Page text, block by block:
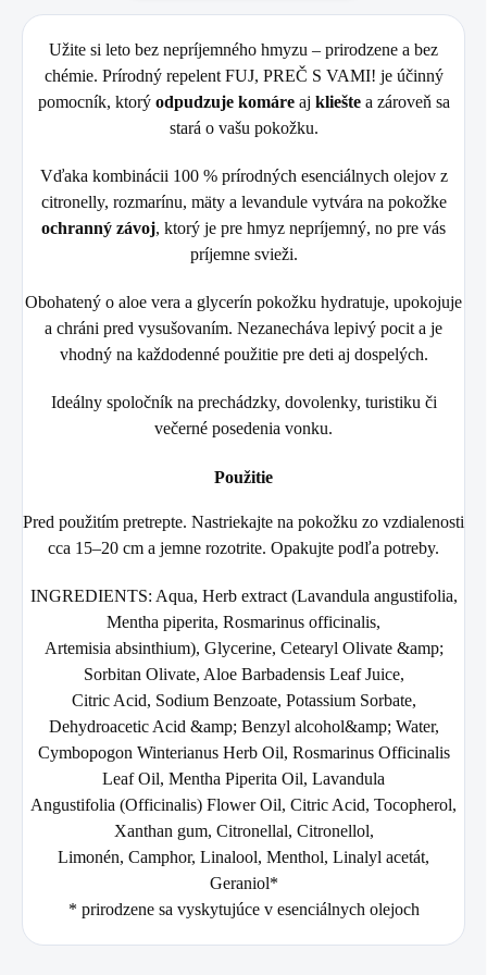
Užite si leto bez nepríjemného hmyzu – prirodzene a bez
chémie. Prírodný repelent FUJ, PREČ S VAMI! je účinný
pomocník, ktorý odpudzuje komáreaj klieštea zároveň sa
stará o vašu pokožku.
Vďaka kombinácii 100 % prírodných esenciálnych olejov z
citronelly, rozmarínu, mäty a levandule vytvára na pokožke
ochranný závoj, ktorý je pre hmyz nepríjemný, no pre vás
príjemne svieži.
Obohatený o aloe vera a glycerín pokožku hydratuje, upokojuje
a chráni pred vysušovaním. Nezanecháva lepivý pocit a je
vhodný na každodenné použitie pre deti aj dospelých.
Ideálny spoločník na prechádzky, dovolenky, turistiku či
večerné posedenia vonku.
Použitie
Pred použitím pretrepte. Nastriekajte na pokožku zo vzdialenosti
cca 15–20 cm a jemne rozotrite. Opakujte podľa potreby.
INGREDIENTS: Aqua, Herb extract (Lavandula angustifolia,
Mentha piperita, Rosmarinus officinalis,
Artemisia absinthium), Glycerine, Cetearyl Olivate &amp;
Sorbitan Olivate, Aloe Barbadensis Leaf Juice,
Citric Acid, Sodium Benzoate, Potassium Sorbate,
Dehydroacetic Acid &amp; Benzyl alcohol&amp; Water,
Cymbopogon Winterianus Herb Oil, Rosmarinus Officinalis
Leaf Oil, Mentha Piperita Oil, Lavandula
Angustifolia (Officinalis) Flower Oil, Citric Acid, Tocopherol,
Xanthan gum, Citronellal, Citronellol,
Limonén, Camphor, Linalool, Menthol, Linalyl acetát,
Geraniol*
* prirodzene sa vyskytujúce v esenciálnych olejoch